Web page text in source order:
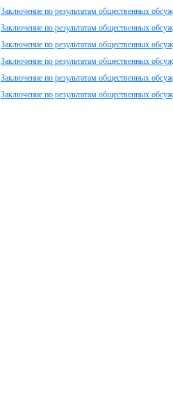
Заключение по результатам общественных
Заключение по результатам общественных
Заключение по результатам общественных
Заключение по результатам общественных
Заключение по результатам общественных
Заключение по результатам общественных